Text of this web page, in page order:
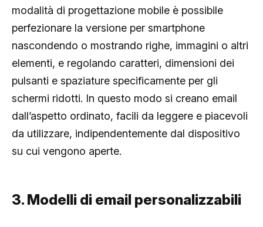
modalità di progettazione mobile è possibile
perfezionare la versione per smartphone
nascondendo o mostrando righe, immagini o altri
elementi, e regolando caratteri, dimensioni dei
pulsanti e spaziature specificamente per gli
schermi ridotti. In questo modo si creano email
dall’aspetto ordinato, facili da leggere e piacevoli
da utilizzare, indipendentemente dal dispositivo
su cui vengono aperte.
3. Modelli di email personalizzabili